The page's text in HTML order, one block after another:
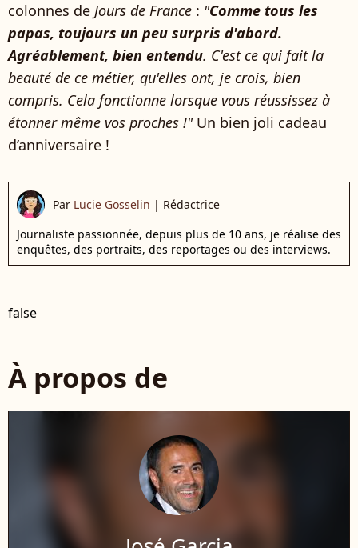
colonnes de Jours de France : "Comme tous les
papas, toujours un peu surpris d'abord.
Agréablement, bien entendu. C'est ce qui fait la
beauté de ce métier, qu'elles ont, je crois, bien
compris. Cela fonctionne lorsque vous réussissez à
étonner même vos proches !"Un bien joli cadeau
d’anniversaire !
Par Lucie Gosselin | Rédactrice
Journaliste passionnée, depuis plus de 10 ans, je réalise des
enquêtes, des portraits, des reportages ou des interviews.
false
À propos de